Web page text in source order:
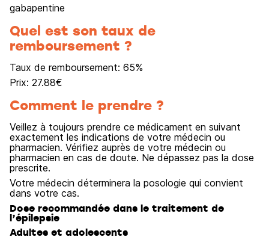
gabapentine
Quel est son taux de
remboursement ?
Taux de remboursement: 65%
Prix: 27.88€
Comment le prendre ?
Veillez à toujours prendre ce médicament en suivant
exactement les indications de votre médecin ou
pharmacien. Vérifiez auprès de votre médecin ou
pharmacien en cas de doute. Ne dépassez pas la dose
prescrite.
Votre médecin déterminera la posologie qui convient
dans votre cas.
Dose recommandée dans le traitement de
l’épilepsie
Adultes et adolescents